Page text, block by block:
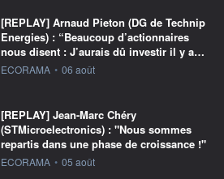
[REPLAY] Arnaud Pieton (DG de Technip
Energies) : “Beaucoup d’actionnaires
nous disent : J’aurais dû investir il y a…
information fournie par
ECORAMA • 06 août
[REPLAY] Jean-Marc Chéry
(STMicroelectronics) : "Nous sommes
repartis dans une phase de croissance !"
information fournie par
ECORAMA • 05 août